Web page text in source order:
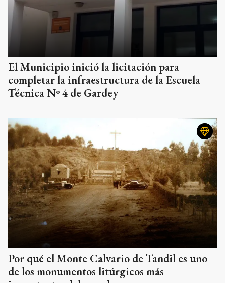
El Municipio inició la licitación para
completar la infraestructura de la Escuela
Técnica Nº 4 de Gardey
Por qué el Monte Calvario de Tandil es uno
de los monumentos litúrgicos más